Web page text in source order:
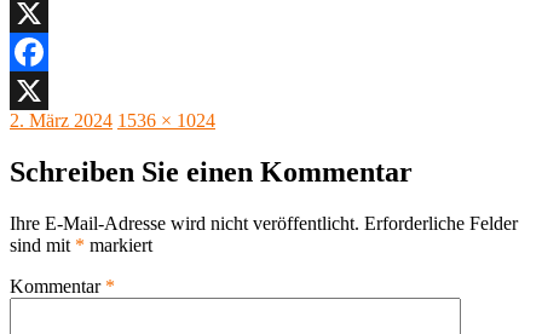
Facebook
X
Facebook
X
Veröffentlicht
2. März 2024 Originalgröße
1536 × 1024
Schreiben Sie einen Kommentar
Ihre E-Mail-Adresse wird nicht veröffentlicht. Erforderliche Felder
sind mit * markiert
Kommentar *